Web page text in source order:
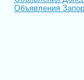
Объявления